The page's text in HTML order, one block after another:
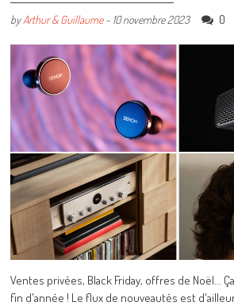
byArthur & Guillaume- 10 novembre 2023 0
Ventes privées, Black Friday, offres de Noël...
fin d'année ! Le flux de nouveautés est